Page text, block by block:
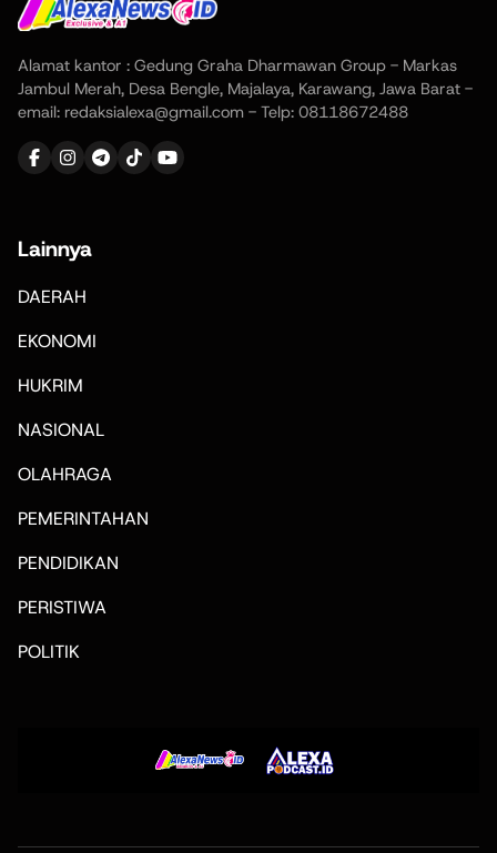
Alamat kantor : Gedung Graha Dharmawan Group - Markas
Jambul Merah, Desa Bengle, Majalaya, Karawang, Jawa Barat -
email: redaksialexa@gmail.com - Telp: 08118672488
Lainnya
DAERAH
EKONOMI
HUKRIM
NASIONAL
OLAHRAGA
PEMERINTAHAN
PENDIDIKAN
PERISTIWA
POLITIK